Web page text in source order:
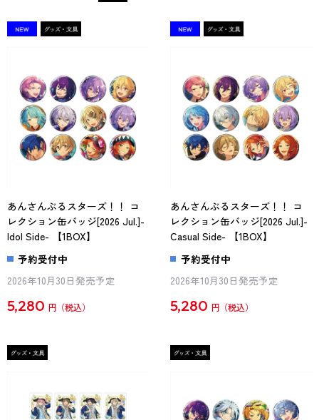
あんさんぶるスターズ！！ コ
レクション缶バッジ[2026 Jul.]-
Idol Side- 【1BOX】
予約受付中
2026年10月30日発売予定
5,280 円
あんさんぶるスターズ！！ コ
レクション缶バッジ[2026 Jul.]-
Casual Side- 【1BOX】
予約受付中
2026年10月30日発売予定
5,280 円